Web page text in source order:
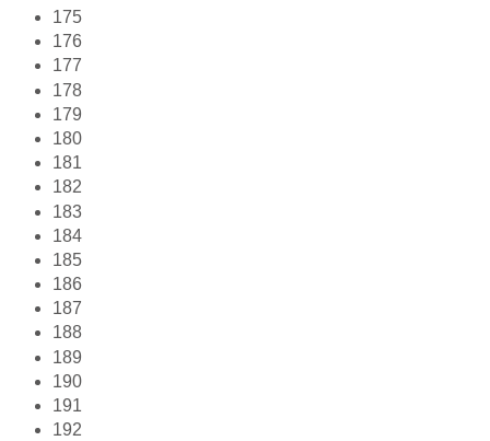
175
176
177
178
179
180
181
182
183
184
185
186
187
188
189
190
191
192